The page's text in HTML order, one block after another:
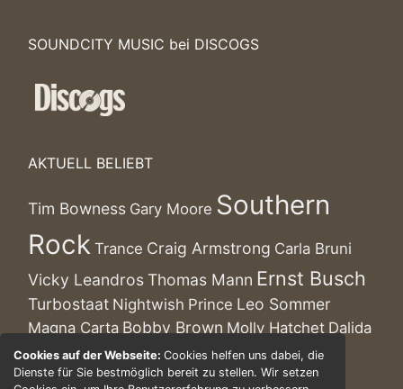
Cookies auf der Webseite:Cookies helfen uns dabei, die
Dienste für Sie bestmöglich bereit zu stellen. Wir setzen
SOUNDCITY MUSIC bei DISCOGS
AKTUELL BELIEBT
Tim Bowness Gary Moore Southern
Rock Trance Craig Armstrong Carla Bruni
Vicky Leandros Thomas Mann Ernst Busch
Turbostaat Nightwish Prince Leo Sommer
Magna Carta Bobby Brown Molly Hatchet Dalida
World Ina Müller Romano Kenny Ball